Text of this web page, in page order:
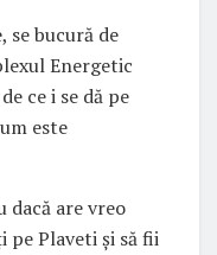
se bucură de
Energetic
ce i se dă pe
este
dacă are vreo
Plaveti și să fii